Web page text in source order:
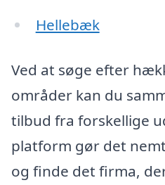
Hellebæk
Ved at søge efter
områder kan du
tilbud fra forskellige
platform gør det
og finde det firma,